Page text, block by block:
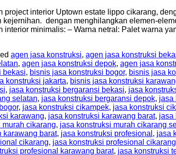
project interior Uptown estate lippo cikarang,
kejernihan. dengan menghilangkan elemen-
interior minimalis: – Warna netral: Palet warna
agen jasa konstruksi, agen jasa konstruksi
, agen jasa konstruksi depok, agen jasa
bekasi, bisnis jasa konstruksi bogor, bisnis jasa
konstruksi jakarta, bisnis jasa konstruksi
, jasa konstruksi bergaransi bekasi, jasa
selatan, jasa konstruksi bergaransi depok, jasa
, jasa konstruksi cikampek, jasa konstruksi
karawang, jasa konstruksi karawang barat, jasa
cikarang, jasa konstruksi murah cikarang
karawang barat, jasa konstruksi profesional , jasa
cikarang, jasa konstruksi profesional
profesional karawang barat, jasa konstruksi